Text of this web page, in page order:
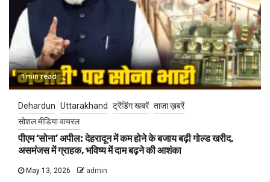
1 min read
Dehardun Uttarakhand ट्रेंडिंग खबरें ताज़ा ख़बरें
सोशल मीडिया वायरल
पीएम ‘सोना’ अपील: देहरादून में कम होने के बजाय बढ़ी गोल्ड खरीद,
असमंजस में ग्राहक, भविष्य में दाम बढ़ने की आशंका
May 13, 2026 admin